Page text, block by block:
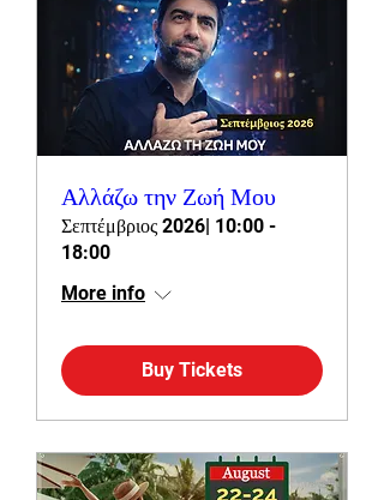
Αλλάζω την Ζωή Μου
Σεπτέμβριος 2026| 10:00 -
18:00
More info
Buy Tickets